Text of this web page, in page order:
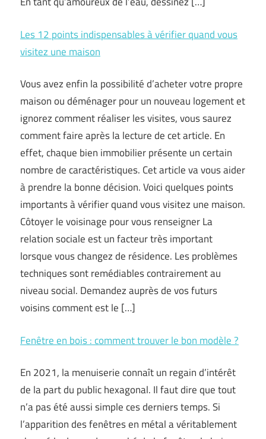
Les 12 points indispensables à vérifier quand vous
visitez une maison
Vous avez enfin la possibilité d’acheter votre propre
maison ou déménager pour un nouveau logement et
ignorez comment réaliser les visites, vous saurez
comment faire après la lecture de cet article. En
effet, chaque bien immobilier présente un certain
nombre de caractéristiques. Cet article va vous aider
à prendre la bonne décision. Voici quelques points
importants à vérifier quand vous visitez une maison.
Côtoyer le voisinage pour vous renseigner La
relation sociale est un facteur très important
lorsque vous changez de résidence. Les problèmes
techniques sont remédiables contrairement au
niveau social. Demandez auprès de vos futurs
voisins comment est le […]
Fenêtre en bois : comment trouver le bon modèle ?
En 2021, la menuiserie connaît un regain d’intérêt
de la part du public hexagonal. Il faut dire que tout
n’a pas été aussi simple ces derniers temps. Si
l’apparition des fenêtres en métal a véritablement